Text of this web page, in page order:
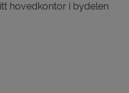
hovedkontor i bydelen